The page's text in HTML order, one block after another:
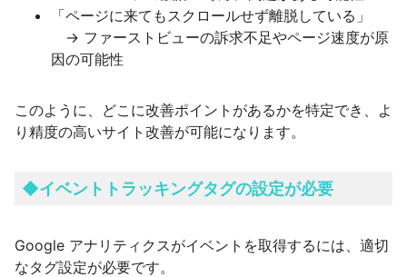
「ページに来てもスクロールせず離脱している」
→ ファーストビューの訴求不足やページ速度が原
因の可能性
このように、どこに改善ポイントがあるかを特定でき、よ
り精度の高いサイト改善が可能になります。
◆イベントトラッキングタグの設定が必要
Google アナリティクスがイベントを取得するには、適切
なタグ設定が必要です。